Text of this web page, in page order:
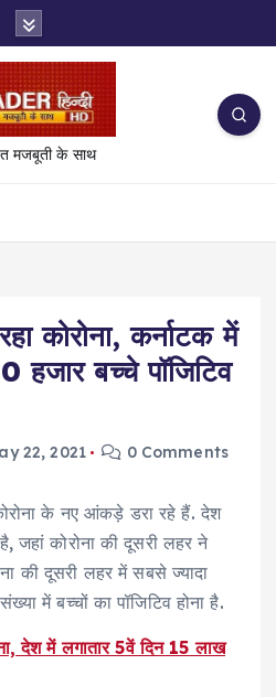
मजबूती के साथ
कोरोना, कर्नाटक में
बच्‍चे पॉजिटिव
22, 2021 0 Comments
के नए आंकड़े डरा रहे हैं. देश
जहां कोरोना की दूसरी लहर ने
की दूसरी लहर में सबसे ज्यादा
में बच्चों का पॉजिटिव होना है.
देश में लगातार 5वें दिन 15 लाख